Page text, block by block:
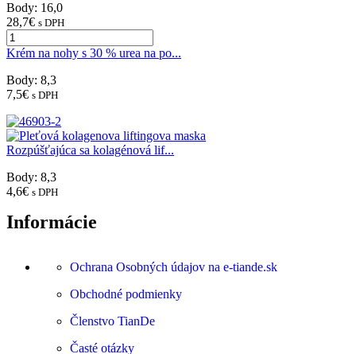
Body: 16,0
28,7€ s DPH
Krém na nohy s 30 % urea na po...
Body: 8,3
7,5€ s DPH
Rozpúšťajúca sa kolagénová lif...
Body: 8,3
4,6€ s DPH
Informácie
Ochrana Osobných údajov na e-tiande.sk
Obchodné podmienky
Členstvo TianDe
Časté otázky